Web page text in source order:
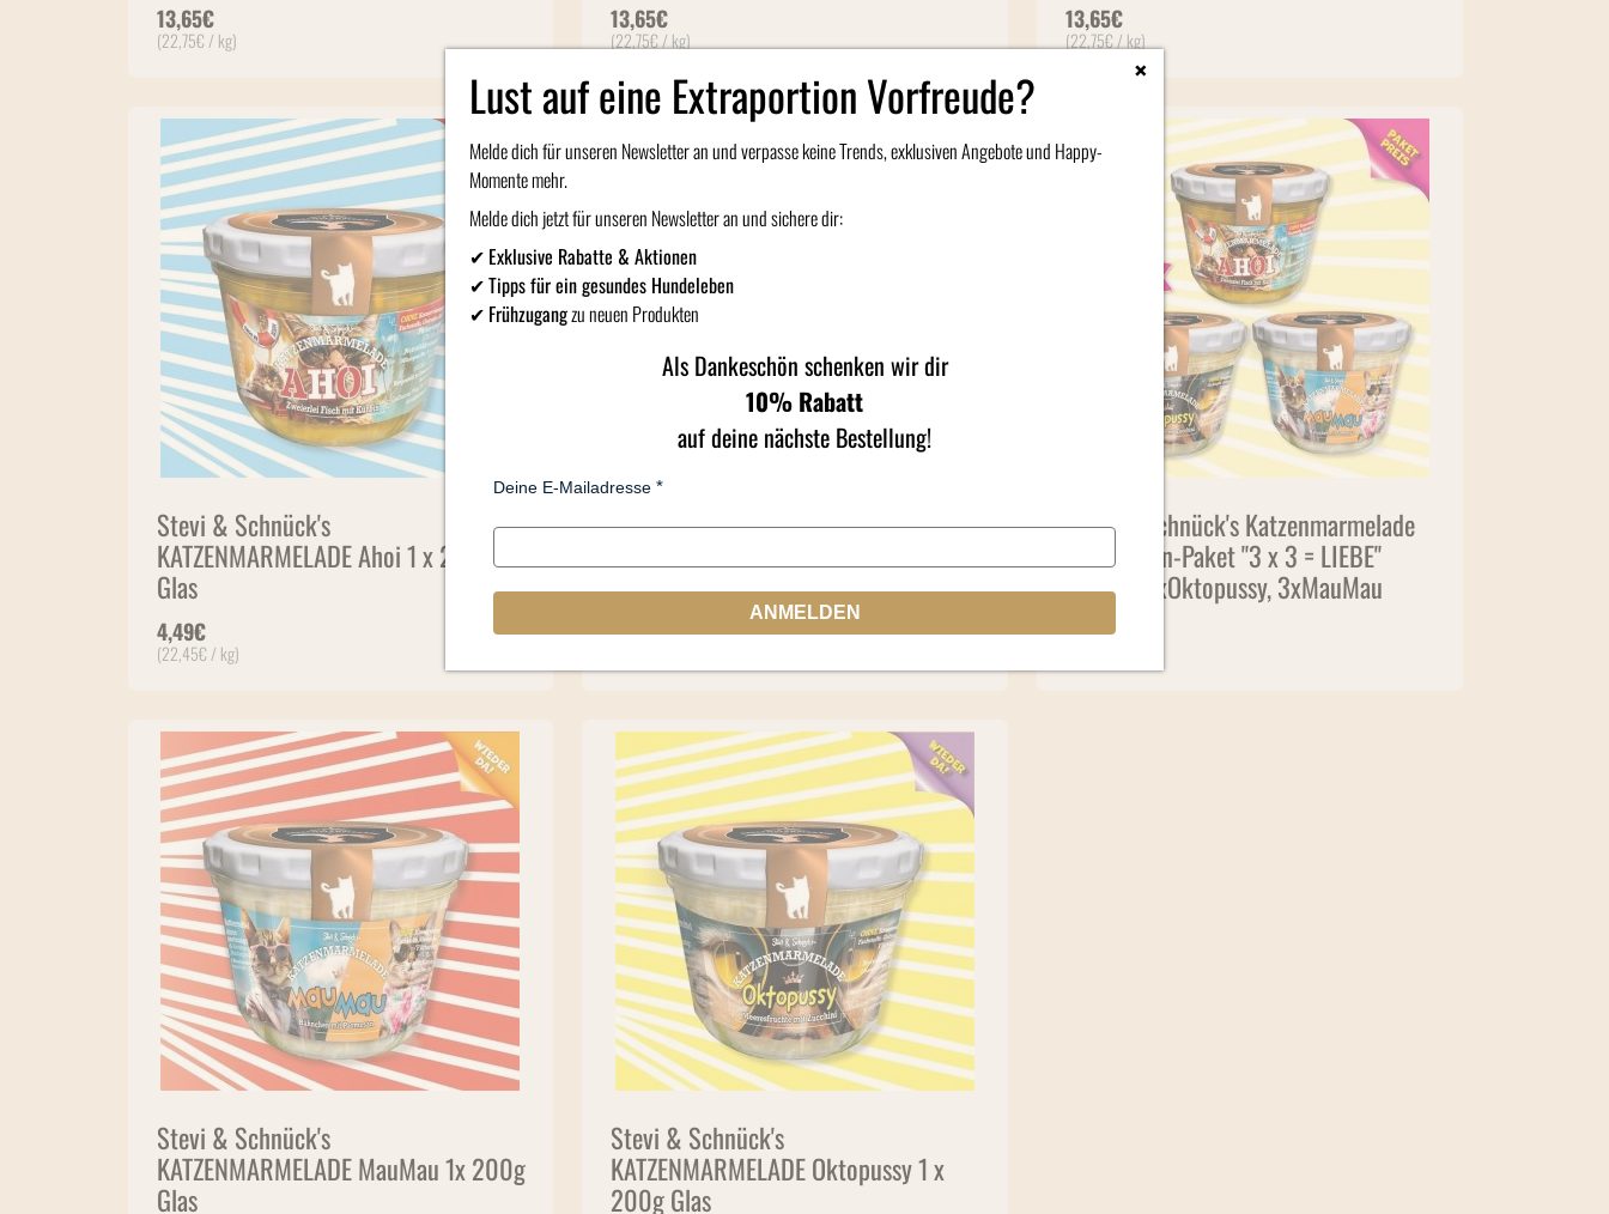
13,65€
(22,75€ / kg)
13,65€
(22,75€/ kg)
13,65€
(22,75€/ kg)
Stevi & Schnück's
KATZENMARMELADE Ahoi 1 x 200g
Glas
4,49€
(22,45€ / kg)
Stevi & Schnück's Katzenmarmelade
2xAhoi, 2xOktopussy, 2xMauMau
25,90€
Stevi & Schnück's Katzenmarmelade
Kennenlern-Paket "3 x 3 = LIEBE"
3xAhoi, 3xOktopussy, 3xMauMau
38,70€
Stevi & Schnück's
KATZENMARMELADE MauMau 1x 200g
Glas
Stevi & Schnück's
KATZENMARMELADE Oktopussy 1 x
200g Glas
Lust auf eine Extraportion Vorfreude?
Melde dich für unseren Newsletter an und verpasse keine Trends, exklusiven Angebote und Happy-
Momente mehr.
Melde dich jetzt für unseren Newsletter an und sichere dir:
✔ Exklusive Rabatte & Aktionen
✔Tipps für ein gesundes Hundeleben
✔ Frühzugangzu neuen Produkten
Als Dankeschön schenken wir dir
10% Rabatt
auf deine nächste Bestellung!
Deine E-Mailadresse
ANMELDEN
×